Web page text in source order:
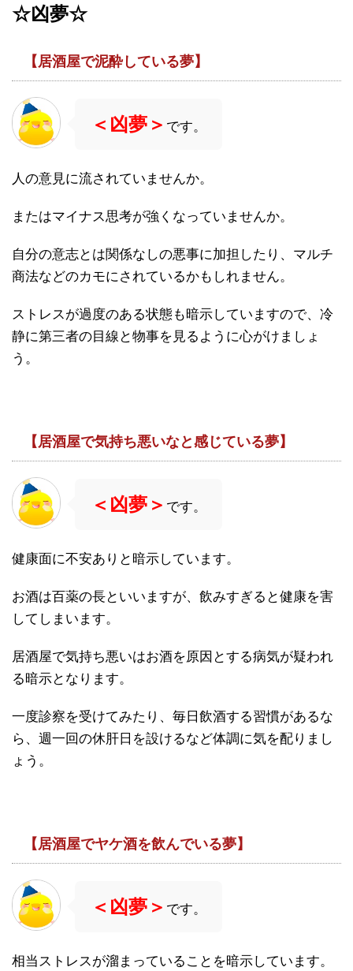
☆凶夢☆
【居酒屋で泥酔している夢】
＜凶夢＞ です。
人の意見に流されていませんか。
またはマイナス思考が強くなっていませんか。
自分の意志とは関係なしの悪事に加担したり、マルチ
商法などのカモにされているかもしれません。
ストレスが過度のある状態も暗示していますので、冷
静に第三者の目線と物事を見るように心がけましょ
う。
【居酒屋で気持ち悪いなと感じている夢】
＜凶夢＞ です。
健康面に不安ありと暗示しています。
お酒は百薬の長といいますが、飲みすぎると健康を害
してしまいます。
居酒屋で気持ち悪いはお酒を原因とする病気が疑われ
る暗示となります。
一度診察を受けてみたり、毎日飲酒する習慣があるな
ら、週一回の休肝日を設けるなど体調に気を配りまし
ょう。
【居酒屋でヤケ酒を飲んでいる夢】
＜凶夢＞ です。
相当ストレスが溜まっていることを暗示しています。